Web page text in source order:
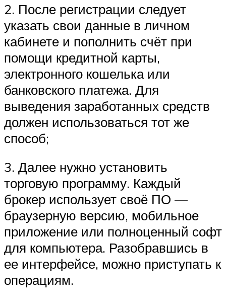
2. После регистрации следует
указать свои данные в личном
кабинете и пополнить счёт при
помощи кредитной карты,
электронного кошелька или
банковского платежа. Для
выведения заработанных средств
должен использоваться тот же
способ;
3. Далее нужно установить
торговую программу. Каждый
брокер использует своё ПО —
браузерную версию, мобильное
приложение или полноценный софт
для компьютера. Разобравшись в
ее интерфейсе, можно приступать к
операциям.